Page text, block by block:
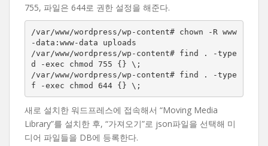
755, 파일은 644로 권한 설정을 해준다.
/var/www/wordpress/wp-content# chown -R www
-data:www-data uploads
/var/www/wordpress/wp-content# find . -type
d -exec chmod 755 {} \;
/var/www/wordpress/wp-content# find . -type
f -exec chmod 644 {} \;
새로 설치한 워드프레스에 접속해서 “Moving Media
Library”를 설치한 후, “가져오기”로 json파일을 선택해 미
디어 파일들을 DB에 등록한다.